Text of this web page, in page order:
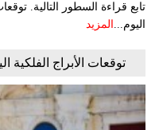
تابع قراءة السطور التالية.
اليوم... المزيد
توقعات الأبراج الفلكية اليوم السبت